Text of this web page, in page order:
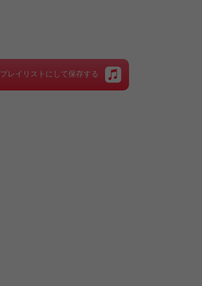
レイリストにして保存する